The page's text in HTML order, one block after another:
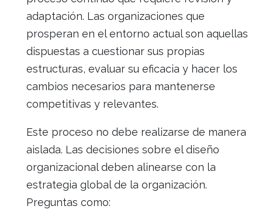
adaptación. Las organizaciones que
prosperan en el entorno actual son aquellas
dispuestas a cuestionar sus propias
estructuras, evaluar su eficacia y hacer los
cambios necesarios para mantenerse
competitivas y relevantes.
Este proceso no debe realizarse de manera
aislada. Las decisiones sobre el diseño
organizacional deben alinearse con la
estrategia global de la organización.
Preguntas como: